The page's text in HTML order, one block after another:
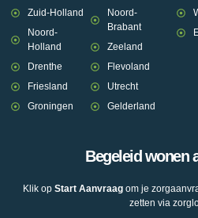
Zuid-Holland
Noord-
Holland
Drenthe
Friesland
Groningen
Noord-
Brabant
Zeeland
Flevoland
Utrecht
Gelderland
Begeleid wonen
Klik op Start Aanvraagom je
zetten via